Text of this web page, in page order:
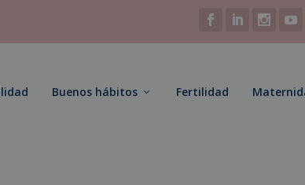
Buenos hábitos Fertilidad